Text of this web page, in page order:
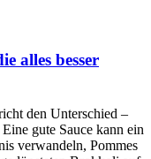
alles besser
den Unterschied –
gute Sauce kann ein
verwandeln, Pommes